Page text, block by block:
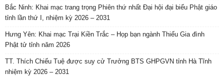
Bắc Ninh: Khai mạc trang trọng Phiên thứ nhất Đại hội đại biểu Phật giáo
tỉnh lần thứ I, nhiệm kỳ 2026 – 2031
Hưng Yên: Khai mạc Trại Kiền Trắc – Họp bạn ngành Thiếu Gia đình
Phật tử tỉnh năm 2026
TT. Thích Chiếu Tuệ được suy cử Trưởng BTS GHPGVN tỉnh Hà Tĩnh
nhiệm kỳ 2026 – 2031